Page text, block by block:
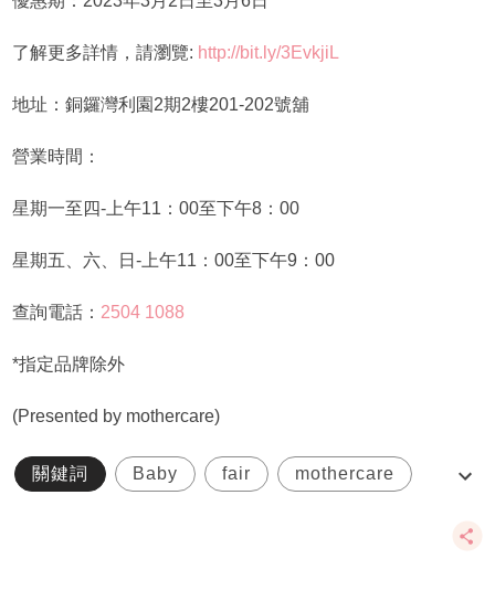
了解更多詳情，請瀏覽: http://bit.ly/3EvkjiL
地址：銅鑼灣利園2期2樓201-202號舖
營業時間：
星期一至四-上午11：00至下午8：00
星期五、六、日-上午11：00至下午9：00
查詢電話： 2504 1088
*指定品牌除外
(Presented by mothercare)
關鍵詞 Baby fair mothercare